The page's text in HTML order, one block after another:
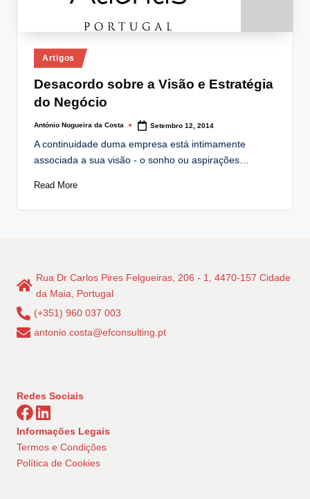
Posted
in
Artigos
Desacordo sobre a Visão e Estratégia
do Negócio
Posted
António Nogueira da Costa Setembro 12, 2014
A continuidade duma empresa está intimamente
associada a sua visão - o sonho ou aspirações…
Read More
Rua Dr Carlos Pires Felgueiras, 206 - 1, 4470-157 Cidade
da Maia, Portugal
(+351) 960 037 003
antonio.costa@efconsulting.pt
Redes Sociais
Informações Legais
Termos e Condições
Política de Cookies